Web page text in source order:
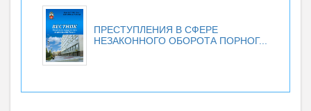
ПРЕСТУПЛЕНИЯ В СФЕРЕ
НЕЗАКОННОГО ОБОРОТА ПОРНОГ...